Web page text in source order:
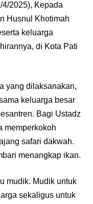
2025), Kepada
Husnul Khotimah
keluarga
di Kota Pati
yang dilaksanakan,
keluarga besar
Bagi Ustadz
memperkokoh
safari dakwah.
menangkap ikan.
mudik. Mudik untuk
sekaligus untuk